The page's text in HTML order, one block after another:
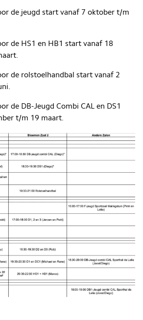
de jeugd start vanaf 7 oktober t/m
de HS1 en HB1 start vanaf 18
de rolstoelhandbal start vanaf 2
de DB-Jeugd Combi CAL en DS1
t/m 19 maart.